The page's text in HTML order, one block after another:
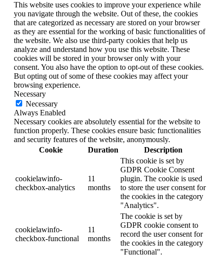
This website uses cookies to improve your experience while
you navigate through the website. Out of these, the cookies
that are categorized as necessary are stored on your browser
as they are essential for the working of basic functionalities of
the website. We also use third-party cookies that help us
analyze and understand how you use this website. These
cookies will be stored in your browser only with your
consent. You also have the option to opt-out of these cookies.
But opting out of some of these cookies may affect your
browsing experience.
Necessary
Necessary
Always Enabled
Necessary cookies are absolutely essential for the website to
function properly. These cookies ensure basic functionalities
and security features of the website, anonymously.
Cookie
Duration Description
cookielawinfo-
checkbox-analytics
11
months
This cookie is set by
GDPR Cookie Consent
plugin. The cookie is used
to store the user consent for
the cookies in the category
"Analytics".
cookielawinfo-
checkbox-functional
11
months
The cookie is set by
GDPR cookie consent to
record the user consent for
the cookies in the category
"Functional".